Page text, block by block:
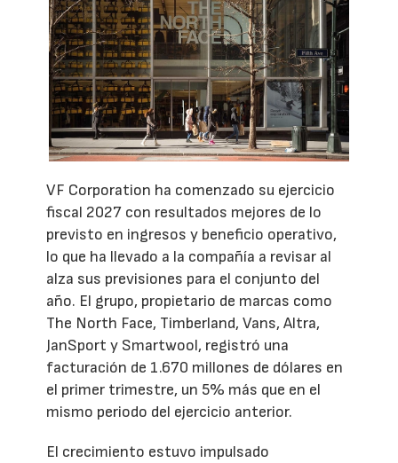
VF Corporation ha comenzado su ejercicio
fiscal 2027 con resultados mejores de lo
previsto en ingresos y beneficio operativo,
lo que ha llevado a la compañía a revisar al
alza sus previsiones para el conjunto del
año. El grupo, propietario de marcas como
The North Face, Timberland, Vans, Altra,
JanSport y Smartwool, registró una
facturación de 1.670 millones de dólares en
el primer trimestre, un 5% más que en el
mismo periodo del ejercicio anterior.
El crecimiento estuvo impulsado